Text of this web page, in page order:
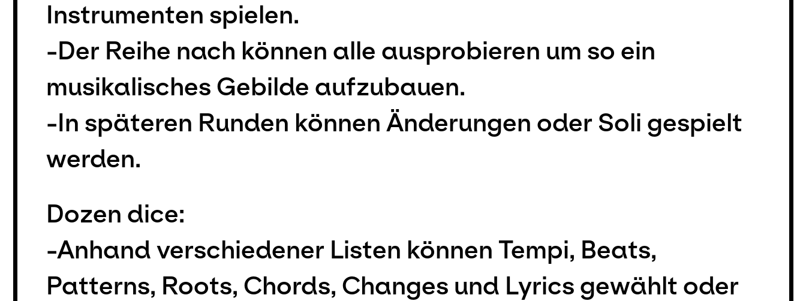
Instrumenten spielen.
-Der Reihe nach können alle ausprobieren um so ein
musikalisches Gebilde aufzubauen.
-In späteren Runden können Änderungen oder Soli gespielt
werden.
Dozen dice:
-Anhand verschiedener Listen können Tempi, Beats,
Patterns, Roots, Chords, Changes und Lyrics gewählt oder